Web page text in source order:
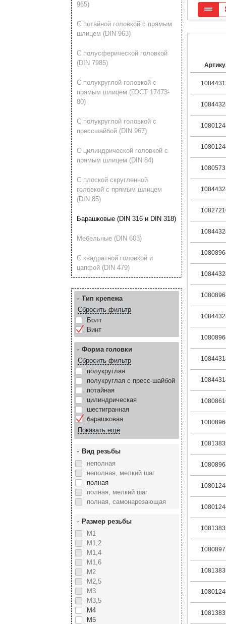
965)
С потайной головкой с прямым
шлицем (DIN 963)
С полусферической головкой
(DIN 7985)
С полукруглой головкой с
прямым шлицем (ГОСТ 17473-
80)
С полукруглой головкой с
прессшайбой (DIN 967)
С цилиндрической головкой с
прямым шлицем (DIN 84)
С плоской скругленной
головкой с прямым шлицем
(DIN 85)
Барашковые (DIN 316 и DIN 318)
Мебельные (DIN 603)
С квадратной головкой и
цапфой (DIN 479)
Тип крепежа
Сбросить фильтр
Болт
Винт
Форма головки
Сбросить фильтр
полукруглая
полукруглая с пресс-шайбой
потайная
цилиндрическая
шестигранная
барашковая
Вид резьбы
неполная
неполная, мелкий шаг
полная
полная, мелкий шаг
полная, самонарезающая
Размер резьбы
М1
М1,2
М1,4
М1,6
М2
М2,5
М3
М3,5
М4
М5